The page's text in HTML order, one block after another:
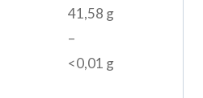
41,58 g
–
<0,01 g